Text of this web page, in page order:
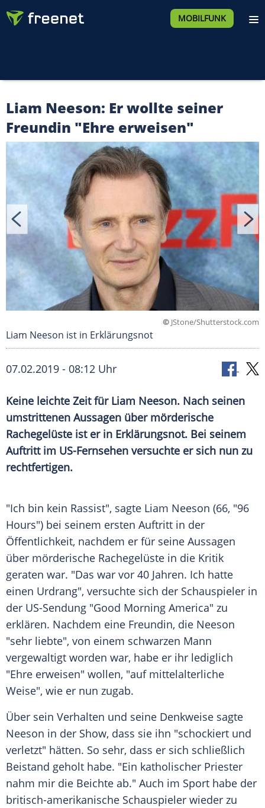
MOBILFUNK
Liam Neeson: Er wollte seiner
Freundin "Ehre erweisen"
© JStone/Shutterstock.com
Liam Neeson ist in Erklärungsnot
07.02.2019 - 08:12 Uhr
Keine leichte Zeit für Liam Neeson. Nach seinen
umstrittenen Aussagen über mörderische
Rachegelüste ist er in Erklärungsnot. Bei seinem
Auftritt im US-Fernsehen versuchte er sich nun zu
rechtfertigen.
"Ich bin kein Rassist", sagte Liam Neeson (66, "96
Hours") bei seinem ersten Auftritt in der
Öffentlichkeit, nachdem er für seine Aussagen
über mörderische Rachegelüste in die Kritik
geraten war. "Das war vor 40 Jahren. Ich hatte
einen Urdrang", versuchte sich der Schauspieler in
der US-Sendung "Good Morning America" zu
erklären. Nachdem eine Freundin, die Neeson
"sehr liebte", von einem schwarzen Mann
vergewaltigt worden war, habe er ihr lediglich
"Ehre erweisen" wollen, "auf mittelalterliche
Weise", wie er nun zugab.
Über sein Verhalten und seine Denkweise sagte
Neeson in der Show, dass sie ihn "schockiert und
verletzt" hätten. So sehr, dass er sich schließlich
Beistand geholt habe. "Ein katholischer Priester
nahm mir die Beichte ab." Auch im Sport habe der
britisch-amerikanische Schauspieler wieder zu